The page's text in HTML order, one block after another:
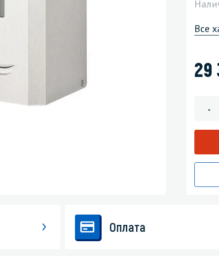
Все
29
-
Оплата